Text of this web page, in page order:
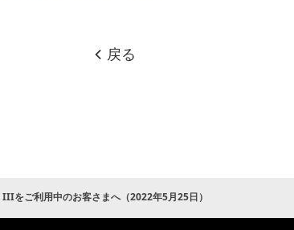
戻る
をご利用中のお客さまへ（2022年5月25日）